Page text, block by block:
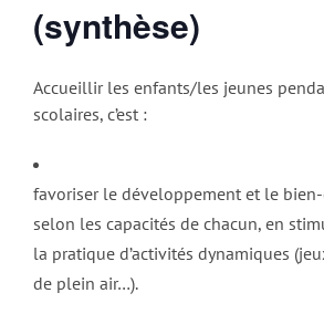
(synthèse)
Accueillir les enfants/les jeunes
scolaires, c’est :
favoriser le développement et le
selon les capacités de chacun, en
la pratique d’activités dynamiques
de plein air…).